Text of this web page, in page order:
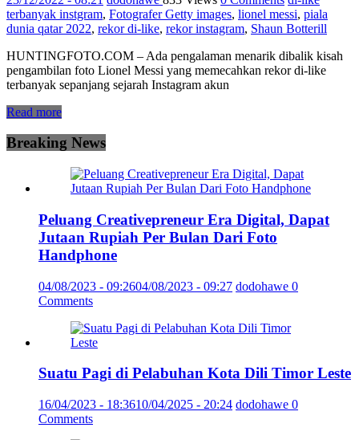
terbanyak instgram, Fotografer Getty images, lionel messi, piala
dunia qatar 2022, rekor di-like, rekor instagram, Shaun Botterill
HUNTINGFOTO.COM – Ada pengalaman menarik dibalik kisah
pengambilan foto Lionel Messi yang memecahkan rekor di-like
terbanyak sepanjang sejarah Instagram akun
Read more
Breaking News
Peluang Creativepreneur Era Digital, Dapat
Jutaan Rupiah Per Bulan Dari Foto
Handphone
04/08/2023 - 09:2604/08/2023 - 09:27 dodohawe 0
Comments
Suatu Pagi di Pelabuhan Kota Dili Timor Leste
16/04/2023 - 18:3610/04/2025 - 20:24 dodohawe 0
Comments